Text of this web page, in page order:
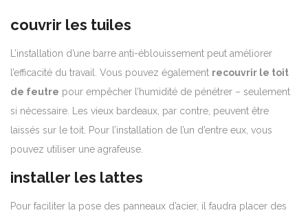
couvrir les tuiles
L’installation d’une barre anti-éblouissement peut améliorer
l’efficacité du travail. Vous pouvez également recouvrir le toit
de feutre pour empêcher l’humidité de pénétrer – seulement
si nécessaire. Les vieux bardeaux, par contre, peuvent être
laissés sur le toit. Pour l’installation de l’un d’entre eux, vous
pouvez utiliser une agrafeuse.
installer les lattes
Pour faciliter la pose des panneaux d’acier, il faudra placer des